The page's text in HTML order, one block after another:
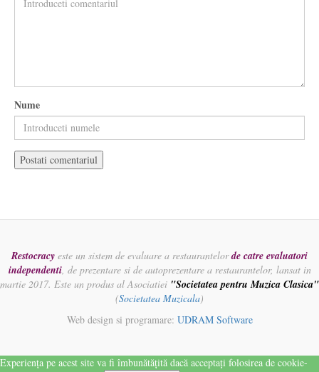
Nume
Restocracy este un sistem de evaluare a restaurantelorde catre evaluatori
independenti, de prezentare si de autoprezentare a restaurantelor, lansat in
martie 2017. Este un produs al Asociatiei "Societatea pentru Muzica Clasica"
(Societatea Muzicala)
Web design si programare: UDRAM Software
Experiența pe acest site va fi îmbunătățită dacă acceptați folosirea de cookie-